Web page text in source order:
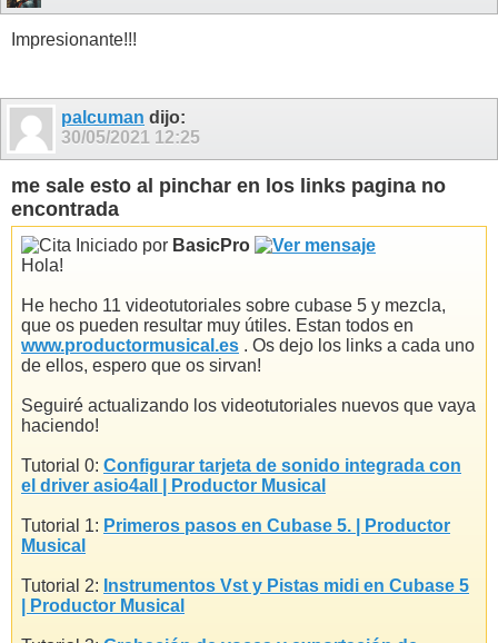
Impresionante!!!
palcuman dijo:
30/05/2021 12:25
me sale esto al pinchar en los links pagina no
encontrada
Iniciado por BasicPro
Hola!
He hecho 11 videotutoriales sobre cubase 5 y mezcla,
que os pueden resultar muy útiles. Estan todos en
www.productormusical.es . Os dejo los links a cada uno
de ellos, espero que os sirvan!
Seguiré actualizando los videotutoriales nuevos que vaya
haciendo!
Tutorial 0: Configurar tarjeta de sonido integrada con
el driver asio4all | Productor Musical
Tutorial 1: Primeros pasos en Cubase 5. | Productor
Musical
Tutorial 2: Instrumentos Vst y Pistas midi en Cubase 5
| Productor Musical